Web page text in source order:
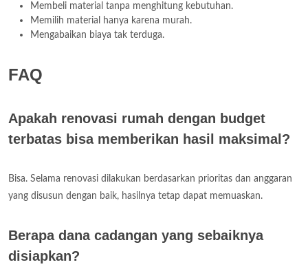
Membeli material tanpa menghitung kebutuhan.
Memilih material hanya karena murah.
Mengabaikan biaya tak terduga.
FAQ
Apakah renovasi rumah dengan budget
terbatas bisa memberikan hasil maksimal?
Bisa. Selama renovasi dilakukan berdasarkan prioritas dan anggaran
yang disusun dengan baik, hasilnya tetap dapat memuaskan.
Berapa dana cadangan yang sebaiknya
disiapkan?